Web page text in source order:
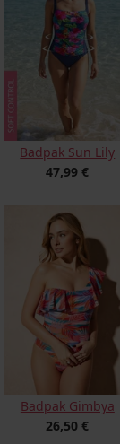
Badpak Sun Lily
47,99 €
Badpak Gimbya
26,50 €